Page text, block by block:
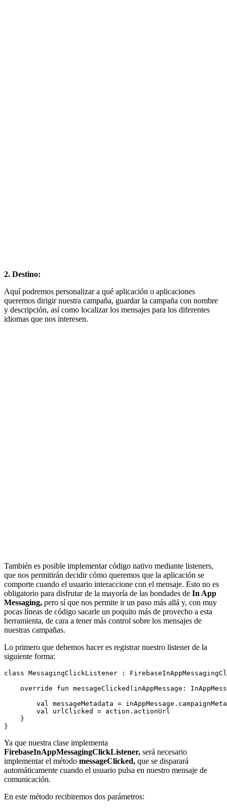
2. Destino:
Aquí podremos personalizar a qué aplicación o aplicaciones
queremos dirigir nuestra campaña, guardar la campaña con nombre
y descripción, así como localizar los mensajes para los diferentes
idiomas que nos interesen.
También es posible implementar código nativo mediante listeners,
que nos permitirán decidir cómo queremos que la aplicación se
comporte cuando el usuario interaccione con el mensaje. Esto no es
obligatorio para disfrutar de la mayoría de las bondades de In App
Messaging, pero sí que nos permite ir un paso más allá y, con muy
pocas líneas de código sacarle un poquito más de provecho a esta
herramienta, de cara a tener más control sobre los mensajes de
nuestras campañas.
Lo primero que debemos hacer es registrar nuestro listener de la
siguiente forma:
class MessagingClickListener :
override fun messageClicked(inAppMessage:
val messageMetadata =
        val urlClicked = action.actionUrl
    }
Ya que nuestra clase implementa
FirebaseInAppMessagingClickListener, será necesario
implementar el método messageClicked, que se disparará
automáticamente cuando el usuario pulsa en nuestro mensaje de
comunicación.
En este método recibiremos dos parámetros: